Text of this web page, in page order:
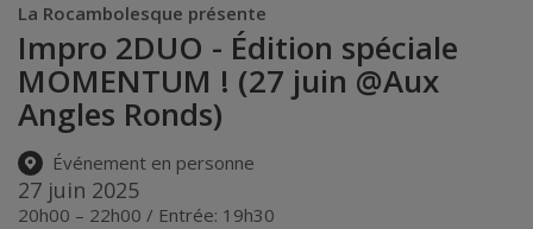
La Rocambolesque présente
Impro 2DUO - Édition spéciale
MOMENTUM ! (27 juin @Aux
Angles Ronds)
Événement en personne
27 juin 2025
20h00 – 22h00 / Entrée: 19h30